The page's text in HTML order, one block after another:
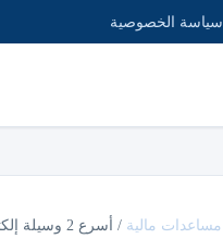
سياسة الخصوصية
مساعدات مالية / أسرع 2 وسيلة إلكترونية لتقديم طلب مساعدة مالية…